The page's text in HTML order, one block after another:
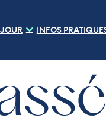
INFOS